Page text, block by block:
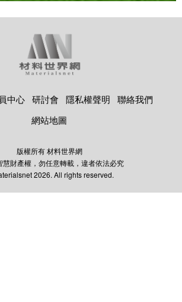
中心 研討會 隱私權聲明
聯絡我們
網站地圖
版權所有 材料世界網
慧財產權，勿任意轉載，違者依法必究
2026. All rights reserved.